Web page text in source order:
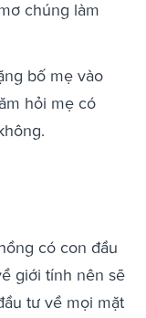
chúng làm
bố mẹ vào
hỏi mẹ có
có con đầu
giới tính nên sẽ
tư về mọi mặt